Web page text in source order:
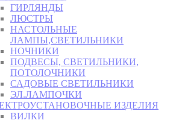
ГИРЛЯНДЫ
ЛЮСТРЫ
НАСТОЛЬНЫЕ
ЛАМПЫ,СВЕТИЛЬНИКИ
НОЧНИКИ
ПОДВЕСЫ, СВЕТИЛЬНИКИ,
ПОТОЛОЧНИКИ
САДОВЫЕ СВЕТИЛЬНИКИ
ЭЛ.ЛАМПОЧКИ
ИЗДЕЛИЯ
ВИЛКИ